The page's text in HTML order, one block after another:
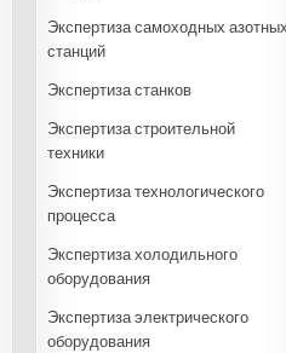
Экспертиза самоходных азотных
станций
Экспертиза станков
Экспертиза строительной
техники
Экспертиза технологического
процесса
Экспертиза холодильного
оборудования
Экспертиза электрического
оборудования